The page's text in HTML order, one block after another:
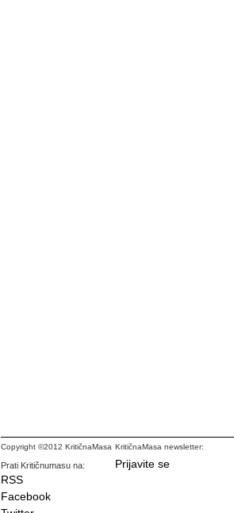
Copyright ©2012 KritičnaMasa
Prati Kritičnumasu na:
RSS
Facebook
KritičnaMasa newsletter:
Prijavite se